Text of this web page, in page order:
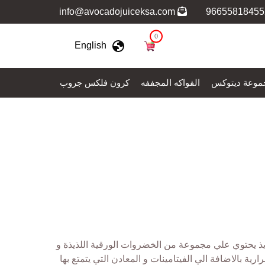
0
English
ديتوكس الفواكه المجففه كرون فلكس جروب
علي مجموعة من الخضروات الورقية اللذيذة و
بالاضافة الي الفيتامينات و المعادن التي يتمتع بها